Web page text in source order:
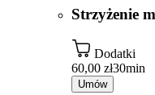
Strzyżenie
Dodatki
60,00 zł30min
Umów